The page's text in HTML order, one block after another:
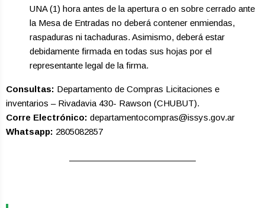
UNA (1) hora antes de la apertura o en sobre cerrado ante
la Mesa de Entradas no deberá contener enmiendas,
raspaduras ni tachaduras. Asimismo, deberá estar
debidamente firmada en todas sus hojas por el
representante legal de la firma.
Consultas: Departamento de Compras Licitaciones e
inventarios – Rivadavia 430- Rawson (CHUBUT).
Corre Electrónico: departamentocompras@issys.gov.ar
Whatsapp: 2805082857